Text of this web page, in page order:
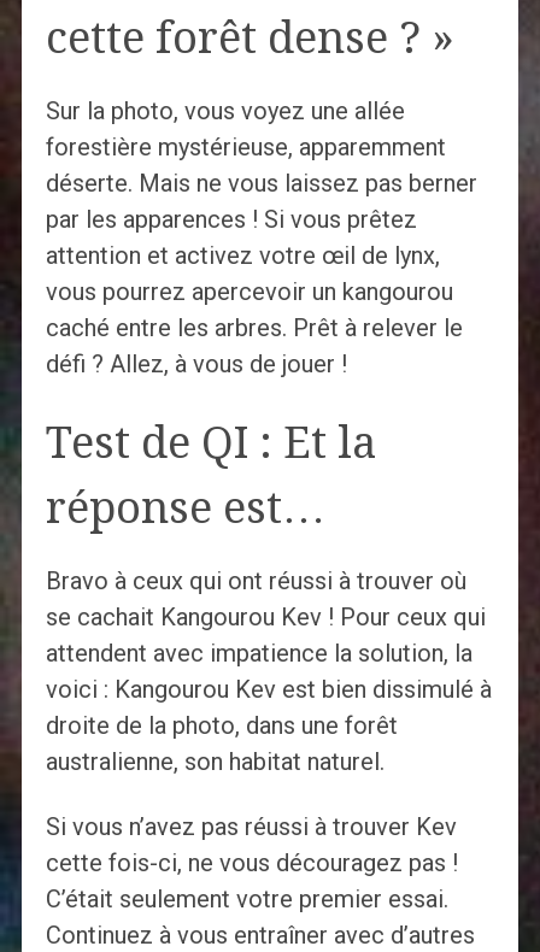
cette forêt dense ? »
Sur la photo, vous voyez une allée
forestière mystérieuse, apparemment
déserte. Mais ne vous laissez pas berner
par les apparences ! Si vous prêtez
attention et activez votre œil de lynx,
vous pourrez apercevoir un kangourou
caché entre les arbres. Prêt à relever le
défi ? Allez, à vous de jouer !
Test de QI : Et la
réponse est…
Bravo à ceux qui ont réussi à trouver où
se cachait Kangourou Kev ! Pour ceux qui
attendent avec impatience la solution, la
voici : Kangourou Kev est bien dissimulé à
droite de la photo, dans une forêt
australienne, son habitat naturel.
Si vous n’avez pas réussi à trouver Kev
cette fois-ci, ne vous découragez pas !
C’était seulement votre premier essai.
Continuez à vous entraîner avec d’autres